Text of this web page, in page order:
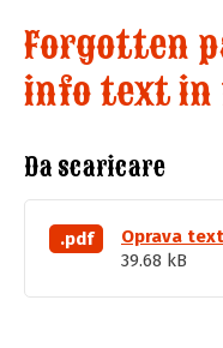
Forgotten
info text in
Da scaricare
.pdf
Oprava
39.68 kB